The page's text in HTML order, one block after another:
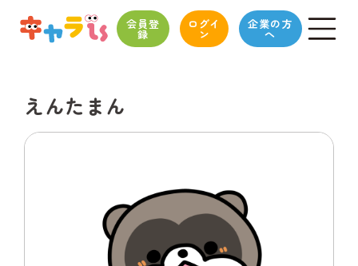
会員登
録
ログイ
ン
企業の方
へ
えんたまん